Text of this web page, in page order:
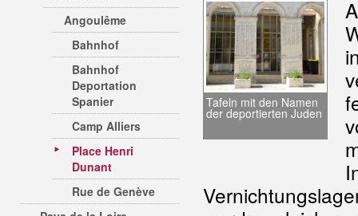
Angoulême
Bahnhof
Bahnhof
Deportation
Spanier
Camp Alliers
Place Henri
Dunant
Rue de Genève
Tafeln mit den Namen
der deportierten Juden